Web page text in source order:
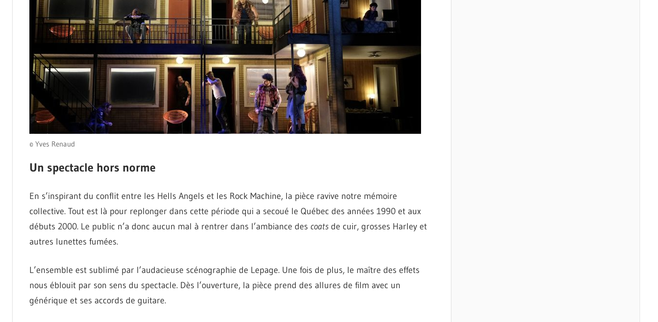
© Yves Renaud
Un spectacle hors norme
En s’inspirant du conflit entre les Hells Angels et les Rock Machine, la pièce ravive notre mémoire
collective. Tout est là pour replonger dans cette période qui a secoué le Québec des années 1990 et aux
débuts 2000. Le public n’a donc aucun mal à rentrer dans l’ambiance des coatsde cuir, grosses Harley et
autres lunettes fumées.
L’ensemble est sublimé par l’audacieuse scénographie de Lepage. Une fois de plus, le maître des effets
nous éblouit par son sens du spectacle. Dès l’ouverture, la pièce prend des allures de film avec un
générique et ses accords de guitare.